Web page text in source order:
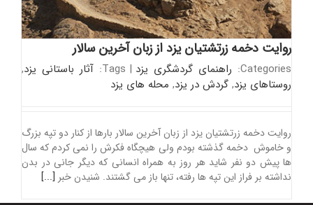
روایت دخمه زرتشتیان یزد از زبان آخرین سالار
Categories: راهنمای گردشگری یزد |
Tags: آثار باستانی یزد,
روستاهای یزد, گردش در یزد, محله های یزد
روایت دخمه زرتشتیان یزد از زبان آخرین سالار بارها از کنار دو تپه بزرگ
و خاموش دخمه گذشته بودم ولی هیچگاه فکرش را نمی کردم که سال
ها پیش دو نفر شاید هر روز به همراه انسانی که دیگر جانی در بدن
نداشته بر فراز این تپه ها رفته، تنها باز می گشتند. شنیدن خبر [...]